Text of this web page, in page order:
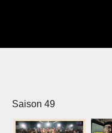
Saison 49